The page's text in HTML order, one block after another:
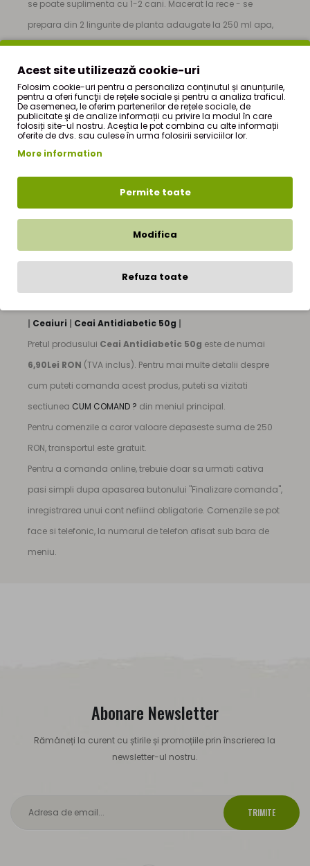
se poate suplimenta cu 1-2 cani. Macerat la rece - se
prepara din 2 lingurite de planta adaugate la 250 ml apa,
se lasa la temperatura camerei timp de 6-8 ore, apoi se
strecoara si se beau pe stomacul gol 3 cani pe zi, inaintea
meselor principale. Pulbere - se macina cu o rasnita
electrica pana se obtine o pulbere; se ia cate o lingurita pe zi
pe stomacul gol. Pulberea se tine sub limba timp de 10
minute dupa care se inghite cu apa. Tratamentul dureaza
Alergie la oricare dintre componentele produsului; sarcina,
alaptare, copiilor sub 5 ani.
Ceai Antidiabetic 50geste produs de firmaStefMarsi
face parte din oferta de produse a magazinului nostru
| Ceaiuri | Ceai Antidiabetic 50g |
Pretul produsului Ceai Antidiabetic 50g este de numai
6,90Lei RON (TVA inclus). Pentru mai multe detalii despre
cum puteti comanda acest produs, puteti sa vizitati
sectiunea CUM COMAND ? din meniul principal.
Pentru comenzile a caror valoare depaseste suma de 250
RON, transportul este gratuit.
Pentru a comanda online, trebuie doar sa urmati cativa
pasi simpli dupa apasarea butonului "Finalizare comanda",
inregistrarea unui cont nefiind obligatorie. Comenzile se pot
face si telefonic, la numarul de telefon afisat sub bara de
meniu.
Abonare Newsletter
Rămâneți la curent cu știrile și promoțiile prin înscrierea la
newsletter-ul nostru.
TRIMITE
Acest site utilizează cookie-uri
Folosim cookie-uri pentru a personaliza conținutul și anunțurile,
pentru a oferi funcţii de rețele sociale și pentru a analiza traficul.
De asemenea, le oferim partenerilor de rețele sociale, de
publicitate şi de analize informații cu privire la modul în care
folosiți site-ul nostru. Aceștia le pot combina cu alte informații
oferite de dvs. sau culese în urma folosirii serviciilor lor.
More information
Permite toate
Modifica
Refuza toate